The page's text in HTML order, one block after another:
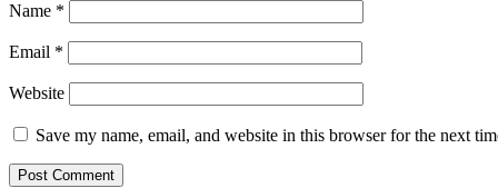
Name *
Email *
Website
Save my name, email, and website in this browser for the next